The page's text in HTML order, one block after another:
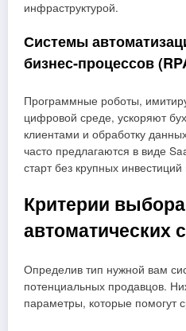
инфраструктурой.
Системы
бизнес‑процессов
Программные роботы,
цифровой среде, ускоряют
клиентами и обработку
часто предлагаются в виде
старт без крупных
Критерии
автоматических
Определив тип нужной вам
потенциальных продавцов.
параметры, которые помогут